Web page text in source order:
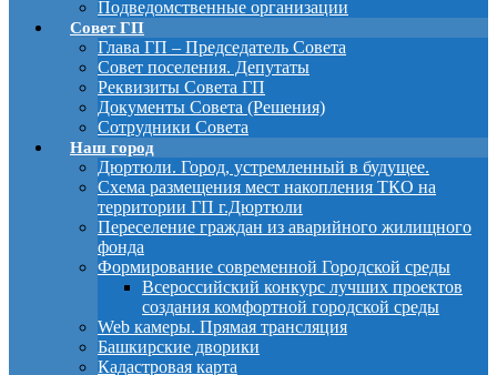
Подведомственные организации
Совет ГП
Глава ГП – Председатель Совета
Совет поселения. Депутаты
Реквизиты Совета ГП
Документы Совета (Решения)
Сотрудники Совета
Наш город
Дюртюли. Город, устремленный в будущее.
Схема размещения мест накопления ТКО на
территории ГП г.Дюртюли
Переселение граждан из аварийного жилищного
фонда
Формирование современной Городской среды
Всероссийский конкурс лучших проектов
создания комфортной городской среды
Web камеры. Прямая трансляция
Башкирские дворики
Кадастровая карта